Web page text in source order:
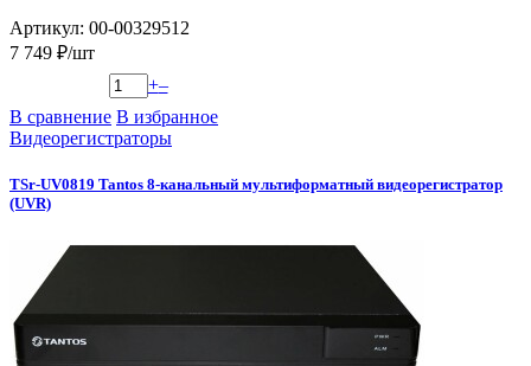
Артикул: 00-00329512
7 749 ₽/шт
+–
В сравнение В избранное
Видеорегистраторы
TSr-UV0819 Tantos 8-канальный мультиформатный видеорегистратор
(UVR)